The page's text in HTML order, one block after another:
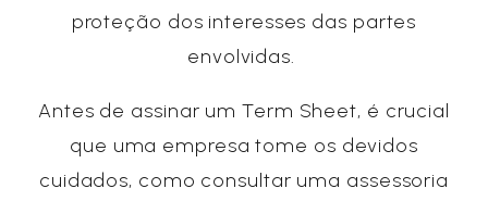
proteção dos interesses das partes
envolvidas.
Antes de assinar um Term Sheet, é crucial
que uma empresa tome os devidos
cuidados, como consultar uma assessoria